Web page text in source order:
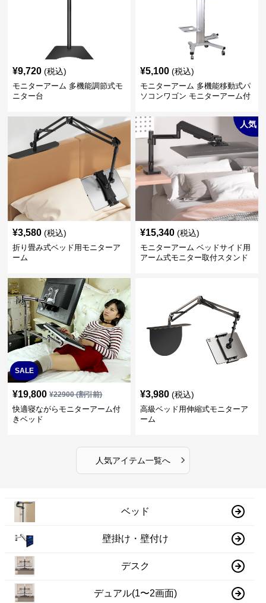
¥9,720 (税込)
モニターアーム 多機能調節式モ
ニター台
¥5,100 (税込)
モニターアーム 多機能移動式パ
ソコンワゴン モニターアーム付
¥3,580 (税込)
折り畳み式ベッド用モニターア
ーム
人気
¥15,340 (税込)
モニターアーム ベッドサイド用
アーム式モニター取付スタンド
SALE
¥19,800 ¥22900(割引前)
快適寝ながらモニターアーム付
きベッド
¥3,980 (税込)
高級ベッド用伸縮式モニターア
ーム
人気アイテム一覧へ ›
ベッド
壁掛け・壁付け
デスク
デュアル(1〜2画面)